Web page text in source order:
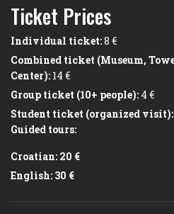
Ticket Prices
Individual ticket:8 €
Combined ticket (Museum,
Center): 14 €
Group ticket (10+ people): 4 €
Student ticket (organized visit):
Guided tours:
Croatian: 20 €
English: 30 €